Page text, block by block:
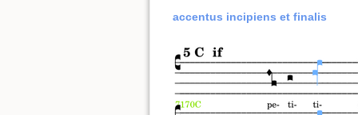
accentus incipiens et finalis